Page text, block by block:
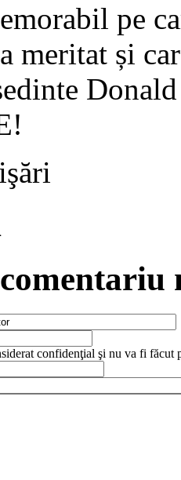
pe
meritat și
confidenţial şi nu va fi făcut